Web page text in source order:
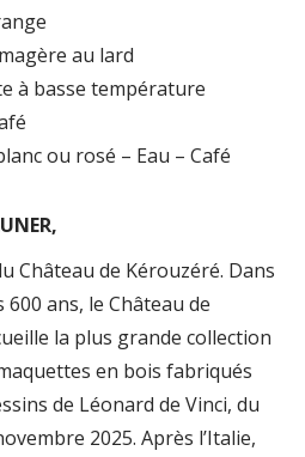
au lard
à basse température
ou rosé – Eau – Café
Château de Kérouzéré. Dans
600 ans, le Château de
la plus grande collection
en bois fabriqués
de Léonard de Vinci, du
2025. Après l’Italie,